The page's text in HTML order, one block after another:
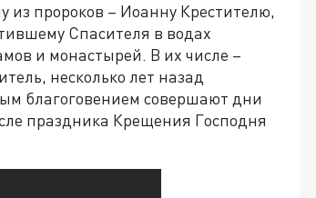
из пророков – Иоанну Крестителю,
Спасителя в водах
и монастырей. В их числе –
несколько лет назад
благоговением совершают дни
праздника Крещения Господня